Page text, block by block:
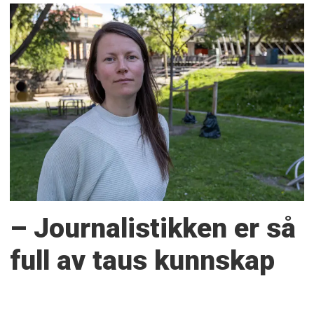
– Journalistikken er så
full av taus kunnskap